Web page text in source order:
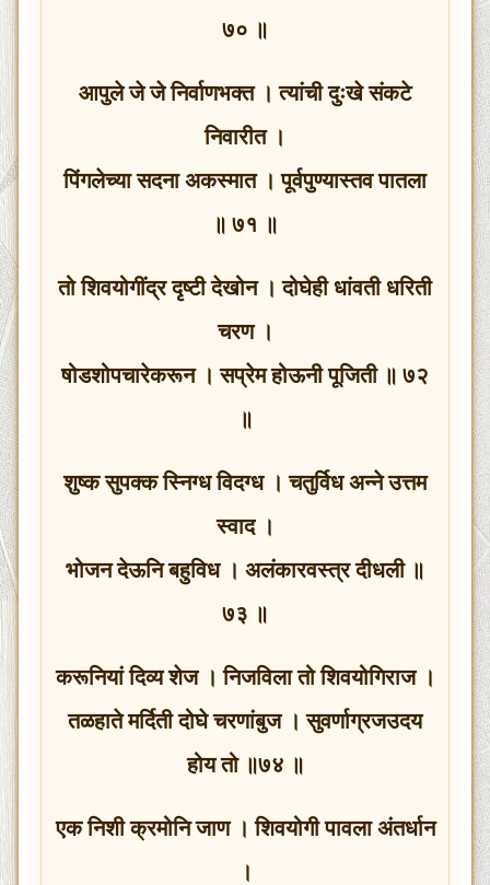
७० ॥
आपुले जे जे निर्वाणभक्त । त्यांची दुःखे संकटे
निवारीत ।
पिंगलेच्या सदना अकस्मात । पूर्वपुण्यास्तव पातला
॥ ७१ ॥
तो शिवयोगींद्र दृष्टी देखोन । दोघेही धांवती धरिती
चरण ।
षोडशोपचारेकरून । सप्रेम होऊनी पूजिती ॥ ७२
॥
शुष्क सुपक्क स्निग्ध विदग्ध । चतुर्विध अन्ने उत्तम
स्वाद ।
भोजन देऊनि बहुविध । अलंकारवस्त्र दीधली ॥
७३ ॥
करूनियां दिव्य शेज । निजविला तो शिवयोगिराज ।
तळहाते मर्दिती दोघे चरणांबुज । सुवर्णाग्रजउदय
होय तो ॥७४ ॥
एक निशी क्रमोनि जाण । शिवयोगी पावला अंतर्धान
।